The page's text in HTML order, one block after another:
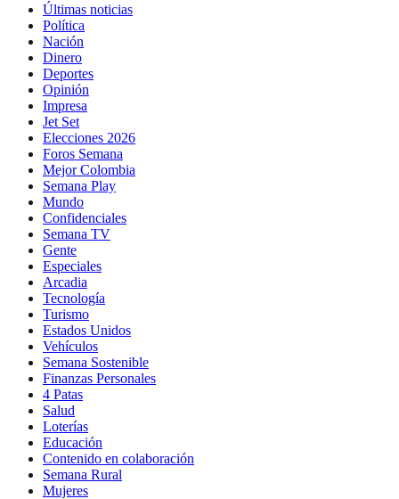
Últimas noticias
Política
Nación
Dinero
Deportes
Opinión
Impresa
Jet Set
Elecciones 2026
Foros Semana
Mejor Colombia
Semana Play
Mundo
Confidenciales
Semana TV
Gente
Especiales
Arcadia
Tecnología
Turismo
Estados Unidos
Vehículos
Semana Sostenible
Finanzas Personales
4 Patas
Salud
Loterías
Educación
Contenido en colaboración
Semana Rural
Mujeres